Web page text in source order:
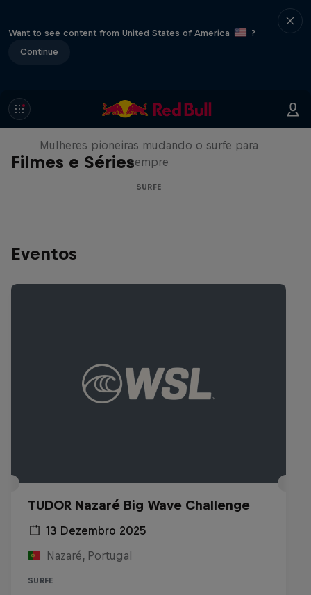
Want to see content from United States of America
?
Continue
Filmes e Séries
NOW DAYS
Mulheres pioneiras mudando o surfe para
sempre
SURFE
Eventos
TUDOR Nazaré Big Wave Challenge
13 Dezembro 2025
Nazaré, Portugal
SURFE